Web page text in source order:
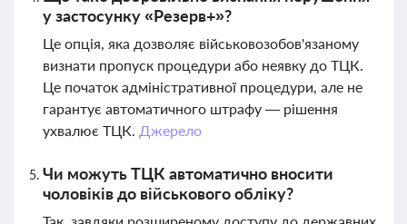
у застосунку «Резерв+»?
Це опція, яка дозволяє військовозобов'язаному
визнати пропуск процедури або неявку до ТЦК.
Це початок адміністративної процедури, але не
гарантує автоматичного штрафу — рішення
ухвалює ТЦК. Джерело
Чи можуть ТЦК автоматично вносити
чоловіків до військового обліку?